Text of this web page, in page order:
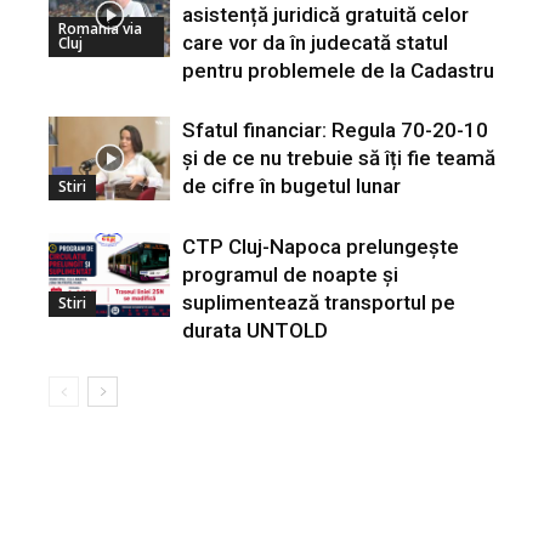
Romania via
Cluj
asistență juridică gratuită celor
care vor da în judecată statul
pentru problemele de la Cadastru
Stiri
Sfatul financiar: Regula 70-20-10
și de ce nu trebuie să îți fie teamă
de cifre în bugetul lunar
Stiri
CTP Cluj-Napoca prelungește
programul de noapte și
suplimentează transportul pe
durata UNTOLD